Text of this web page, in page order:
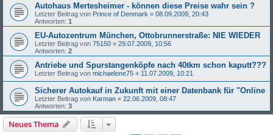
Autohaus Mertesheimer - können diese Preise wahr sein ?
Letzter Beitrag von Prince of Denmark « 08.09.2009, 20:43
Antworten: 1
EU-Autozentrum München, Ottobrunnerstraße: NIE WIEDER
Letzter Beitrag von 75150 « 29.07.2009, 10:56
Antworten: 2
Antriebe und Spurstangenköpfe nach 40tkm schon kaputt???
Letzter Beitrag von michaelone75 « 11.07.2009, 10:21
Sicherer Autokauf in Zukunft mit einer Datenbank für "Online
Letzter Beitrag von Karman « 22.06.2009, 08:47
Antworten: 3
Neues Thema